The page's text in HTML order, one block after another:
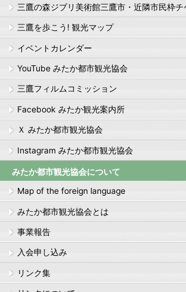
三鷹の森ジブリ美術館三鷹市・近隣市民枠チ
三鷹を歩こう! 観光マップ
イベントカレンダー
YouTube みたか都市観光協会
三鷹フィルムコミッション
Facebook みたか観光案内所
Ｘ みたか都市観光協会
Instagram みたか都市観光協会
みたか都市観光協会について
Map of the foreign language
みたか都市観光協会とは
事業報告
入会申し込み
リンク集